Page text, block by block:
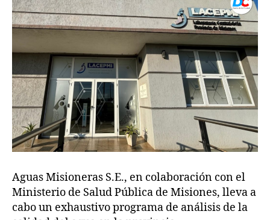
Aguas Misioneras S.E., en colaboración con el
Ministerio de Salud Pública de Misiones, lleva a
cabo un exhaustivo programa de análisis de la